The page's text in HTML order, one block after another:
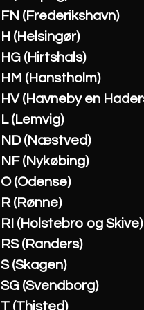
FN (Frederikshavn)
H (Helsingør)
HG (Hirtshals)
HM (Hanstholm)
HV (Havneby en
L (Lemvig)
ND (Næstved)
NF (Nykøbing)
O (Odense)
R (Rønne)
RI (Holstebro og Skive)
RS (Randers)
S (Skagen)
SG (Svendborg)
T (Thisted)